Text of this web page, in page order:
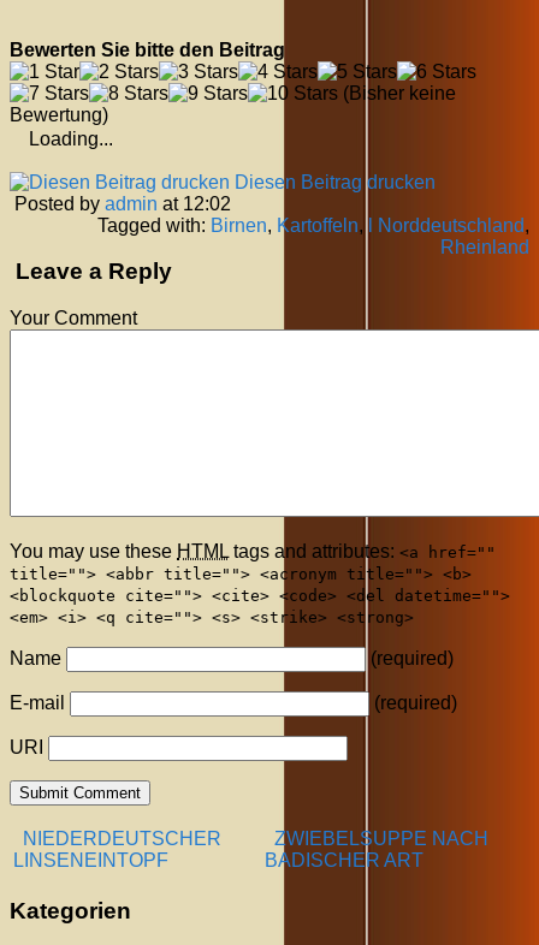
Bewerten Sie bitte den Beitrag
(Bisher keine
Bewertung)
Loading...
Diesen Beitrag drucken
Posted by admin at 12:02
Tagged with: Birnen, Kartoffeln, l Norddeutschland,
Rheinland
Leave a Reply
Your Comment
You may use these HTML tags and attributes: <a href=""
title=""> <abbr title=""> <acronym title=""> <b>
<blockquote cite=""> <cite> <code> <del datetime="">
<em> <i> <q cite=""> <s> <strike> <strong>
Name (required)
E-mail (required)
URI
NIEDERDEUTSCHER
LINSENEINTOPF
ZWIEBELSUPPE NACH
BADISCHER ART
Kategorien